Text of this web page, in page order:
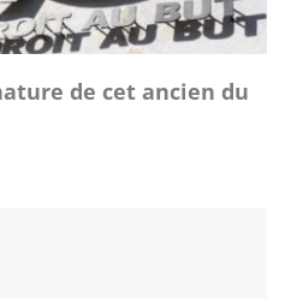
de cet ancien du